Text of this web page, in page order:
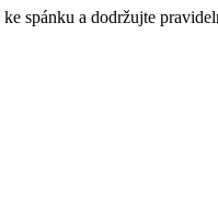
spánku a dodržujte